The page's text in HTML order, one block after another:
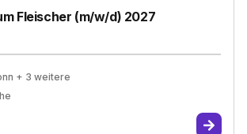
Fleischer (m/w/d) 2027
+ 3 weitere